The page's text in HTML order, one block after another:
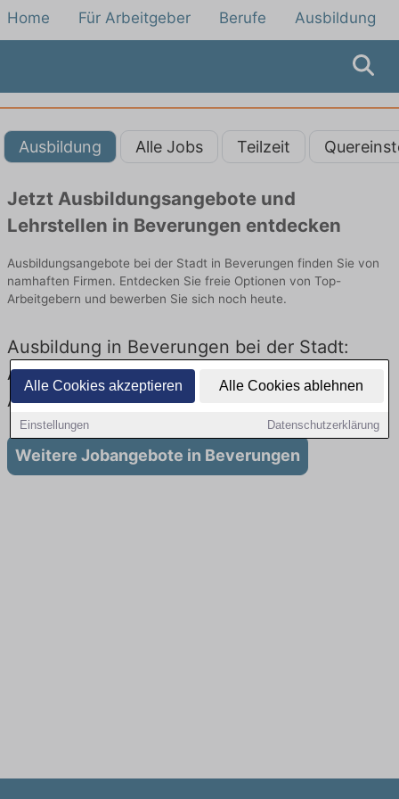
Alle Cookies akzeptieren Alle Cookies ablehnen
Einstellungen Datenschutzerklärung
Home Für Arbeitgeber Berufe Ausbildung
Ausbildung Alle Jobs Teilzeit
Jetzt Ausbildungsangebote und
Lehrstellen in Beverungen entdecken
Ausbildungsangebote bei der Stadt in Beverungen finden Sie von
namhaften Firmen. Entdecken Sie freie Optionen von Top-
Arbeitgebern und bewerben Sie sich noch heute.
Ausbildung in Beverungen bei der Stadt:
Aktuell gibt es keine Stellenangebote für
Ausbildung in Beverungen
Weitere Jobangebote in Beverungen